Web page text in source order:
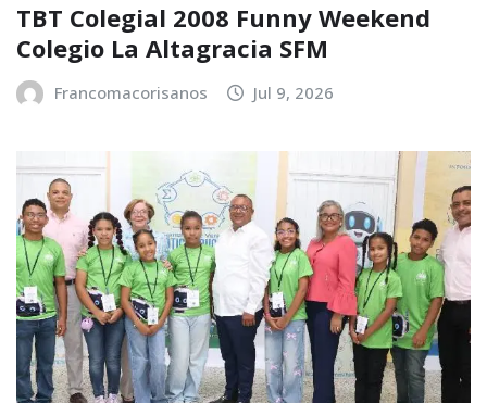
TBT Colegial 2008 Funny Weekend
Colegio La Altagracia SFM
Francomacorisanos Jul 9, 2026